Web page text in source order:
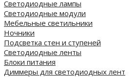
Светодиодные лампы
Светодиодные модули
Мебельные светильники
Ночники
Подсветка стен и ступеней
Светодиодные ленты
Блоки питания
Диммеры для светодиодных лент